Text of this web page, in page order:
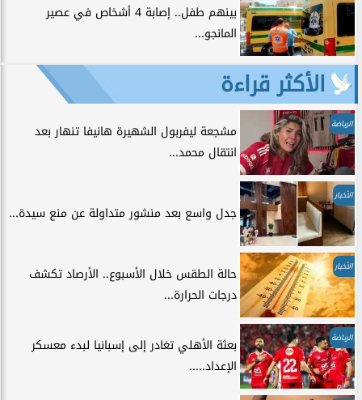
بينهم طفل.. إصابة 4 أشخاص في عصير
المانجو...
الأكثر قراءة
الرياضة
مشجعة ليفربول الشهيرة هانيفا تنهار بعد
انتقال محمد...
الأخبار
جدل واسع بعد منشور متداولة عن منع سيدة...
الأخبار
حالة الطقس خلال الأسبوع.. الأرصاد تكشف
درجات الحرارة...
الرياضة
بعثة الأهلي تغادر إلى إسبانيا لبدء معسكر
الإعداد.....